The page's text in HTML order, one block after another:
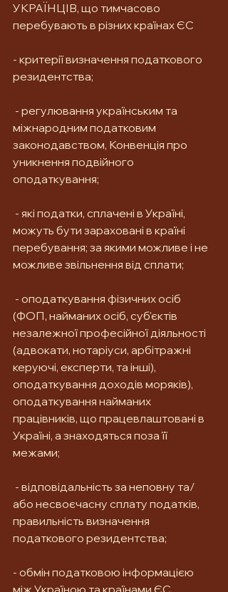
УКРАЇНЦІВ, що тимчасово
перебувають в різних країнах ЄС
- критерії визначення податкового
резидентства;
міжнародним податковим
законодавством, Конвенція про
уникнення подвійного
оподаткування;
можуть бути зараховані в країні
перебування; за якими можливе і не
можливе звільнення від сплати;
(ФОП, найманих осіб, суб'єктів
незалежної професійної діяльності
(адвокати, нотаріуси, арбітражні
керуючі, експерти, та інші),
оподаткування доходів моряків),
оподаткування найманих
працівників, що працевлаштовані в
Україні, а знаходяться поза її
межами;
або несвоєчасну сплату податків,
правильність визначення
податкового резидентства;
- обмін податковою інформацією
між Україною та країнами ЄС.